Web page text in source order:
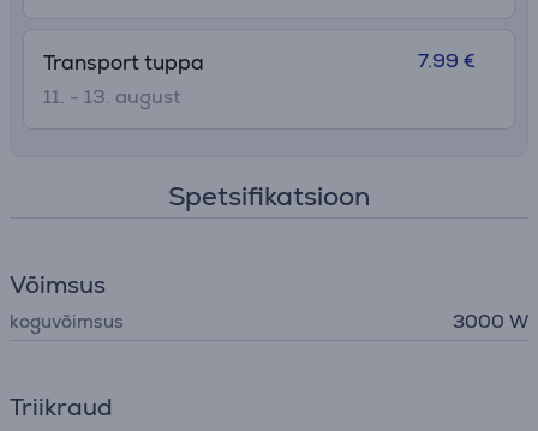
Transport tuppa
11. - 13. august
7.99 €
Spetsifikatsioon
Võimsus
koguvõimsus 3000 W
Triikraud